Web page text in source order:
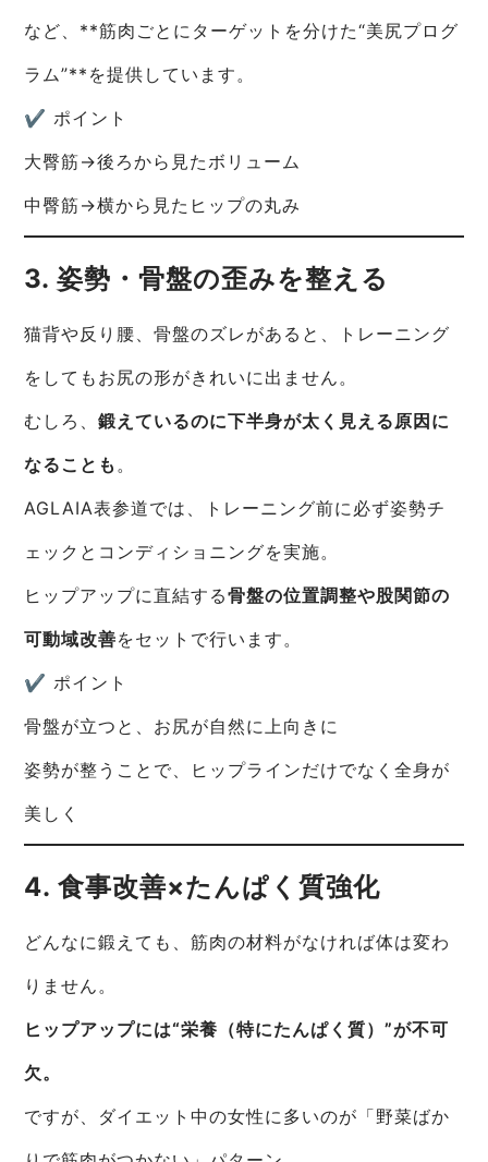
など、**筋肉ごとにターゲットを分けた“美尻プログ
ラム”**を提供しています。
✔ ポイント
大臀筋→後ろから見たボリューム
中臀筋→横から見たヒップの丸み
3. 姿勢・骨盤の歪みを整える
猫背や反り腰、骨盤のズレがあると、トレーニング
をしてもお尻の形がきれいに出ません。
むしろ、鍛えているのに下半身が太く見える原因に
なることも 。
AGLAIA表参道では、トレーニング前に必ず姿勢チ
ェックとコンディショニングを実施。
ヒップアップに直結する骨盤の位置調整や股関節の
可動域改善をセットで行います。
✔ ポイント
骨盤が立つと、お尻が自然に上向きに
姿勢が整うことで、ヒップラインだけでなく全身が
美しく
4. 食事改善×たんぱく質強化
どんなに鍛えても、筋肉の材料がなければ体は変わ
りません。
ヒップアップには“栄養（特にたんぱく質）”が不可
欠。
ですが、ダイエット中の女性に多いのが「野菜ばか